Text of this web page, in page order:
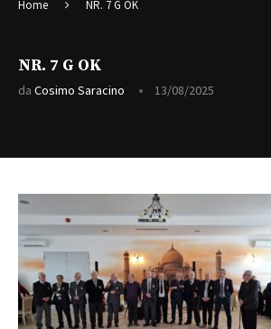
Home NR. 7 G OK
NR. 7 G OK
da Cosimo Saracino 13/08/2025